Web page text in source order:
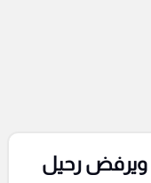
ويرفض رحيل